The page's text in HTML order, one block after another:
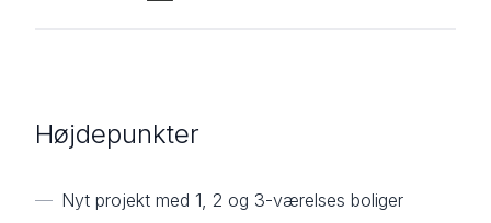
Højdepunkter
— Nyt projekt med 1, 2 og 3-værelses boliger